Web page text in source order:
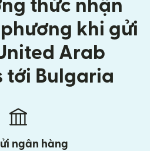
thức nhận
khi gửi
Arab
tới Bulgaria
ngân hàng